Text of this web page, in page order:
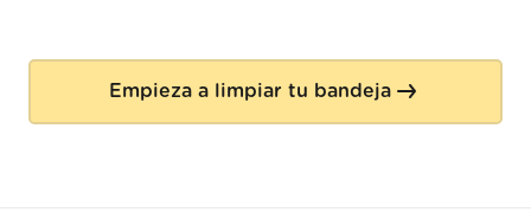
Empieza a limpiar tu bandeja